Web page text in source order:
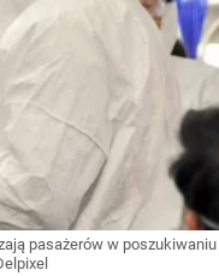
pasażerów w poszukiwaniu